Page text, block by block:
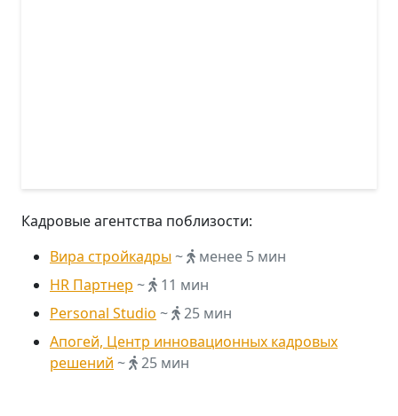
Кадровые агентства поблизости:
Вира стройкадры~
менее 5 мин
HR Партнер ~
11 мин
Personal Studio ~
25 мин
Апогей, Центр инновационных кадровых
решений ~ 25 мин